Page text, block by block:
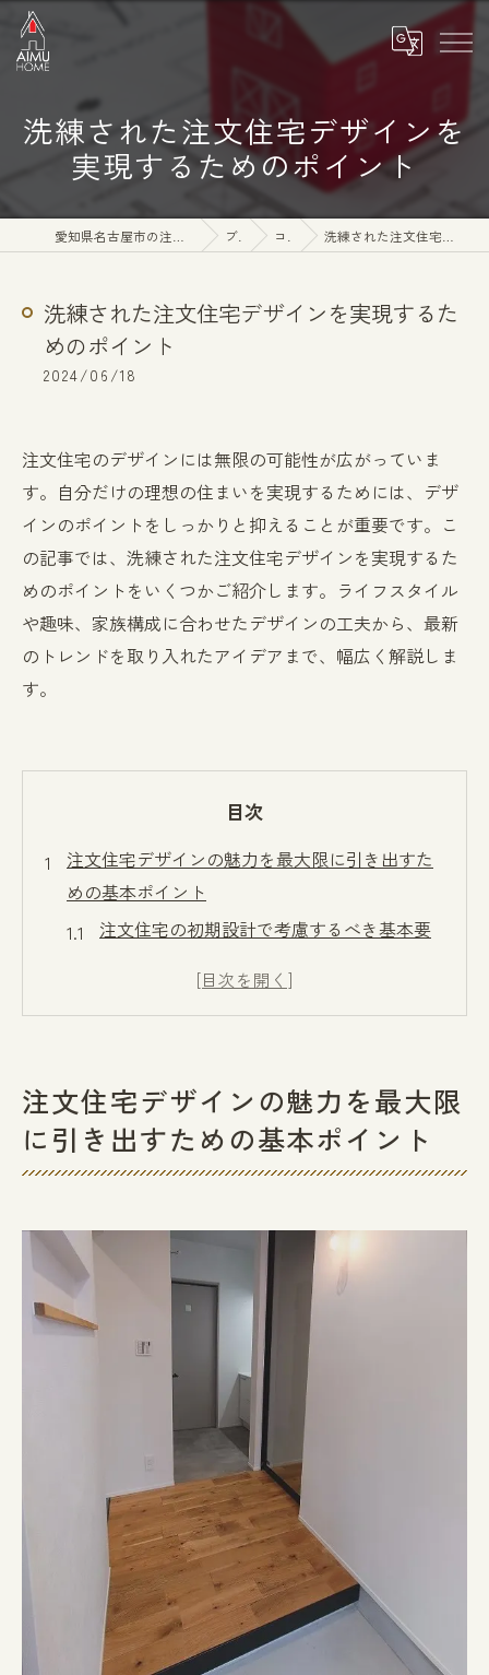
洗練された注文住宅デザインを
実現するためのポイント
ブログ コラム 洗練された注文住宅デザインを実現するためのポイント
洗練された注文住宅デザインを実現するた
めのポイント
2024/06/18
注文住宅のデザインには無限の可能性が広がっていま
す。自分だけの理想の住まいを実現するためには、デザ
インのポイントをしっかりと抑えることが重要です。こ
の記事では、洗練された注文住宅デザインを実現するた
めのポイントをいくつかご紹介します。ライフスタイル
や趣味、家族構成に合わせたデザインの工夫から、最新
のトレンドを取り入れたアイデアまで、幅広く解説しま
す。
目次
注文住宅デザインの魅力を最大限に引き出すた
めの基本ポイント
注文住宅の初期設計で考慮するべき基本要
夫
エネルギー効率を高めるための設計ポイン
ト
ライフスタイルにぴったりの注文住宅デザイン
の秘訣
日常生活を豊かにするリビングのデザイン
趣味や活動を取り入れた空間作り
ワークスペースの効率的な配置方法
ペットと共に暮らすための工夫
アウトドアリビングを楽しむデザインアイ
ディア
家事動線を考慮したキッチンレイアウト
注文住宅で取り入れたい最新デザイントレンド
ミニマリストデザインの魅力
スマートホーム技術の活用
注文住宅デザインの魅力を最大限
に引き出すための基本ポイント